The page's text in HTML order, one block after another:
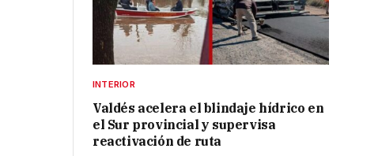
INTERIOR
Valdés acelera el blindaje hídrico en
el Sur provincial y supervisa
reactivación de ruta